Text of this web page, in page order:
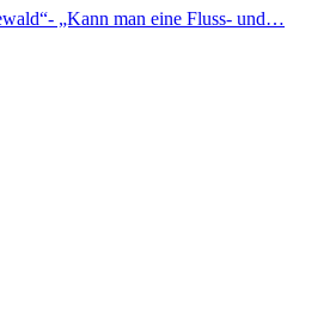
„Kann man eine Fluss- und…